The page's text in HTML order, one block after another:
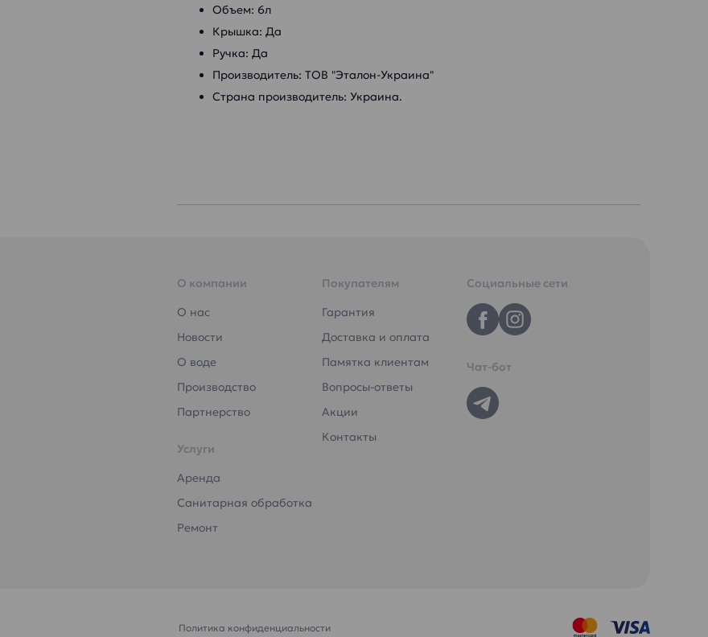
Объем: 6л
Крышка: Да
Ручка: Да
Производитель: ТОВ "Эталон-Украина"
Страна производитель: Украина.
О компании
О нас
Новости
О воде
Производство
Партнерство
Услуги
Аренда
Санитарная обработка
Ремонт
Покупателям
Гарантия
Доставка и оплата
Памятка клиентам
Вопросы-ответы
Акции
Контакты
Социальные сети
Чат-бот
Политика конфиденциальности